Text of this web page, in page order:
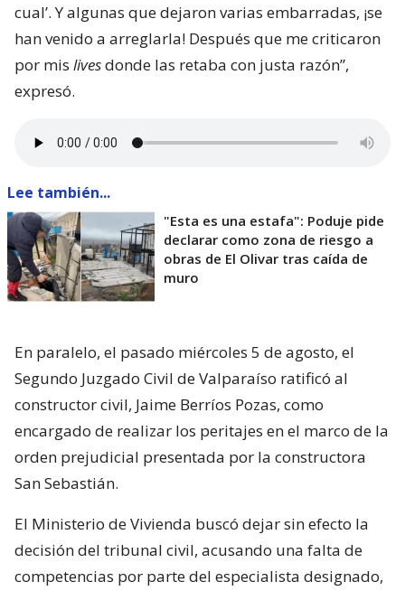
cual’. Y algunas que dejaron varias embarradas, ¡se
han venido a arreglarla! Después que me criticaron
por mis livesdonde las retaba con justa razón”,
expresó.
Lee también...
"Esta es una estafa": Poduje pide
declarar como zona de riesgo a
obras de El Olivar tras caída de
muro
En paralelo, el pasado miércoles 5 de agosto, el
Segundo Juzgado Civil de Valparaíso ratificó al
constructor civil, Jaime Berríos Pozas, como
encargado de realizar los peritajes en el marco de la
orden prejudicial presentada por la constructora
San Sebastián.
El Ministerio de Vivienda buscó dejar sin efecto la
decisión del tribunal civil, acusando una falta de
competencias por parte del especialista designado,